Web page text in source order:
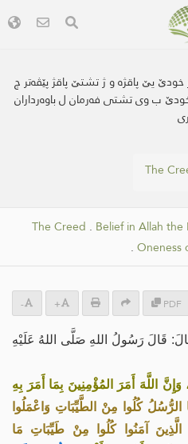
یێ پاقژە و ژ تشتێ پاقژ پێڤه‌تر چ
ب وی تشتی فەرمان ل باوەرداران
The
The Creed . Belief in Allah
Oneness
.
PDF
+
-
قَالَ رَسُولُ اللهِ صَلَّى اللهُ عَلَيْهِ
اللَّهَ أَمَرَ المُؤْمِنِينَ بِمَا أَمَرَ بِهِ
الرُّسُلُ كُلُوا مِنْ الطَّيِّبَاتِ وَاعْمَلُوا
الَّذِينَ آمَنُوا كُلُوا مِنْ طَيِّبَاتِ مَا